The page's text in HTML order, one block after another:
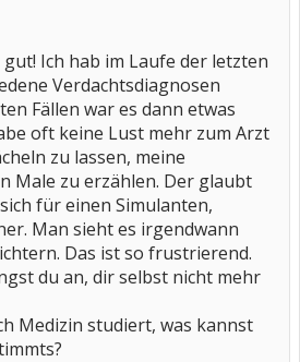
Ich hab im Laufe der letzten
Verdachtsdiagnosen
Fällen war es dann etwas
oft keine Lust mehr zum Arzt
zu lassen, meine
Male zu erzählen. Der glaubt
für einen Simulanten,
Man sieht es irgendwann
Das ist so frustrierend.
du an, dir selbst nicht mehr
Medizin studiert, was kannst